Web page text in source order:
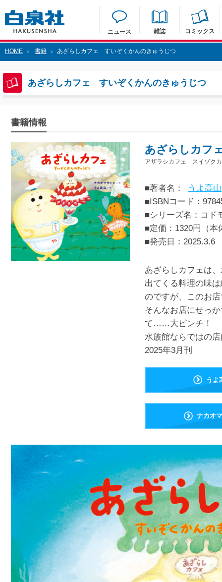
ニュース 雑誌 コミックス
HOME > 書籍 > あざらしカフェ すいぞくかんのきゅうじつ
あざらしカフェ すいぞくかんのきゅうじつ
書籍情報
あざらしカフ
アザラシカフェ スイゾク
■著者名： うよ高山
■ISBNコード：
■シリーズ名：コド
■定価：1320円（本
■発売日： 2025.3.6
あざらしカフェは
出てくる料理の味
のですが、このお
そんなお店にせっ
て……大ピンチ！
水族館ならではの
2025年3月刊
うよ
ナカオ